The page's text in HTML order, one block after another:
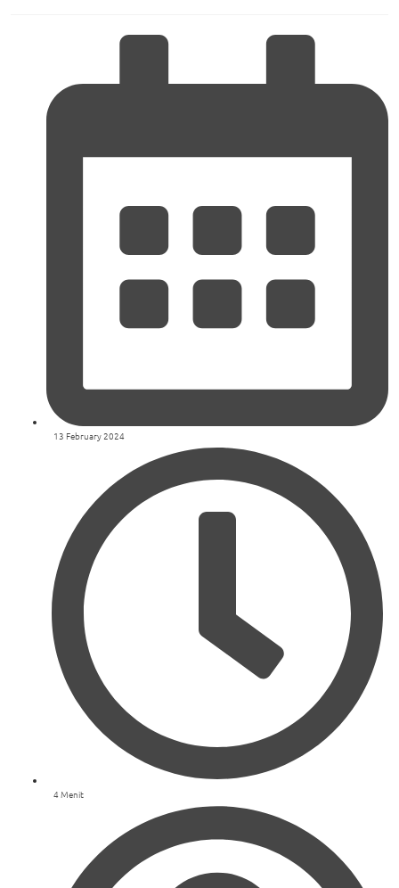
13 February 2024
4 Menit